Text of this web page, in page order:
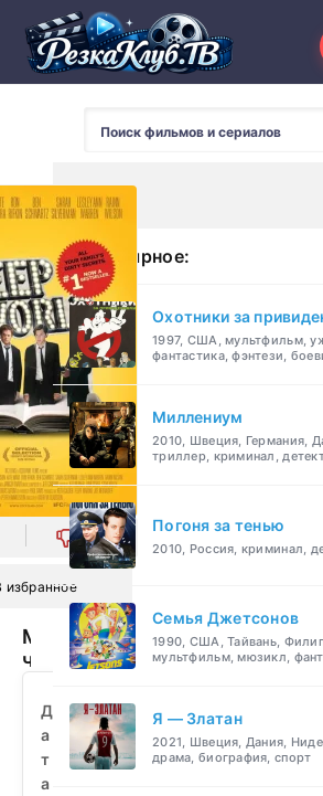
0
избранное
Мир
через
скважину
(2010)
смотреть
бесплатно
Д
а
т
а
Популярное:
Охотники за
1997, США, мультфильм,
фантастика, фэнтези,
Миллениум
2010, Швеция, Германия,
триллер, криминал,
Погоня за тенью
2010, Россия, криминал,
Семья Джетсонов
1990, США, Тайвань,
мультфильм, мюзикл,
Я — Златан
2021, Швеция, Дания,
драма, биография, спорт